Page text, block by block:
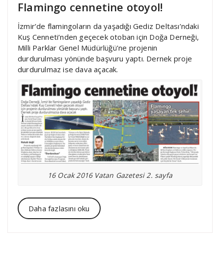
Flamingo cennetine otoyol!
İzmir’de flamingoların da yaşadığı Gediz Deltası’ndaki
Kuş Cenneti’nden geçecek otoban için Doğa Derneği,
Milli Parklar Genel Müdürlüğü’ne projenin
durdurulması yönünde başvuru yaptı. Dernek proje
durdurulmaz ise dava açacak.
16 Ocak 2016 Vatan Gazetesi 2. sayfa
Daha fazlasını oku